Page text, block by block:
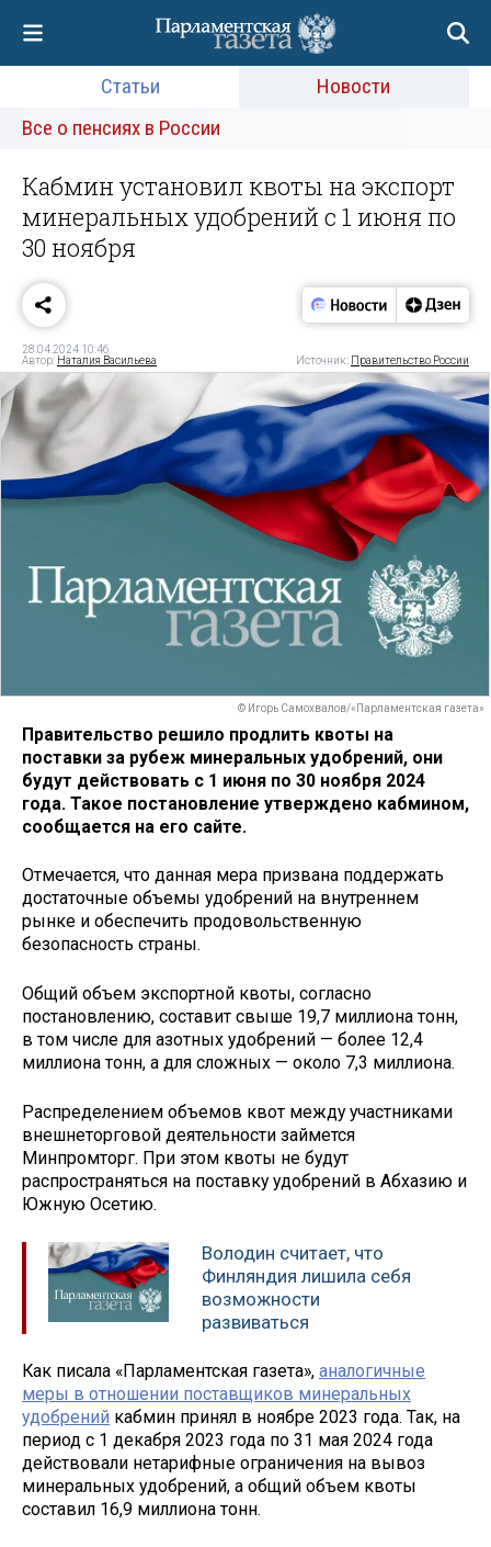
Статьи
Новости
Все о пенсиях в России
Кабмин установил квоты на экспорт
минеральных удобрений с 1 июня по
30 ноября
28.04.2024 10:46
Автор: Наталия Васильева Источник: Правительство России
© Игорь Самохвалов/«Парламентская газета»
Правительство решило продлить квоты на
поставки за рубеж минеральных удобрений, они
будут действовать с 1 июня по 30 ноября 2024
года. Такое постановление утверждено кабмином,
сообщается на его сайте.
Отмечается, что данная мера призвана поддержать
достаточные объемы удобрений на внутреннем
рынке и обеспечить продовольственную
безопасность страны.
Общий объем экспортной квоты, согласно
постановлению, составит свыше 19,7 миллиона тонн,
в том числе для азотных удобрений — более 12,4
миллиона тонн, а для сложных — около 7,3 миллиона.
Распределением объемов квот между участниками
внешнеторговой деятельности займется
Минпромторг. При этом квоты не будут
распространяться на поставку удобрений в Абхазию и
Южную Осетию.
Володин считает, что
Финляндия лишила себя
возможности
развиваться
Как писала «Парламентская газета», аналогичные
меры в отношении поставщиков минеральных
удобрений кабмин принял в ноябре 2023 года. Так, на
период с 1 декабря 2023 года по 31 мая 2024 года
действовали нетарифные ограничения на вывоз
минеральных удобрений, а общий объем квоты
составил 16,9 миллиона тонн.